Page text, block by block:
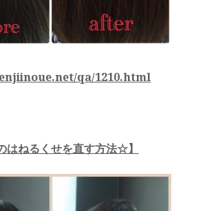
qa/1210.html
はねるくせを直す方法☆】